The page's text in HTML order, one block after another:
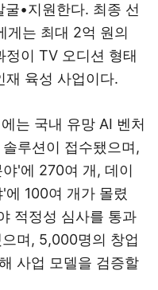
•지원한다. 최종 선
게는 최대 2억 원의
정이 TV 오디션 형태
재 육성 사업이다.
는 국내 유망 AI 벤처
루션이 접수됐으며,
'에 270여 개, 데이
100여 개가 몰렸
적정성 심사를 통과
며, 5,000명의 창업
사업 모델을 검증할